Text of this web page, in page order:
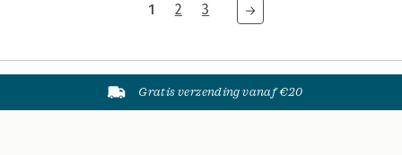
1 2 3
Gratis verzending vanaf €20